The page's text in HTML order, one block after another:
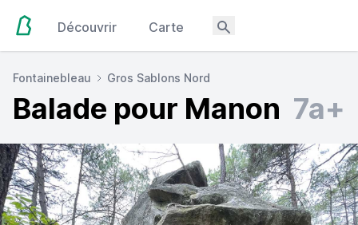
Découvrir Carte
Fontainebleau Gros Sablons Nord
Balade pour Manon 7a+